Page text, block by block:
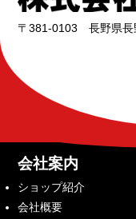
〒381-0103 長野県長
会社案内
ショップ紹介
会社概要